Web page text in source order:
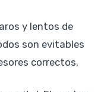
y lentos de
son evitables
correctos.